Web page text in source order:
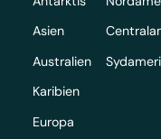
Asien
Australien
Karibien
Europa